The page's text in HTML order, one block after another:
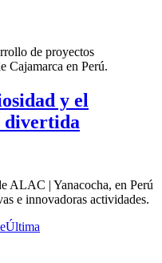
de proyectos
Cajamarca en Perú.
y el
divertida
ALAC | Yanacocha, en Perú
e innovadoras actividades.
Última